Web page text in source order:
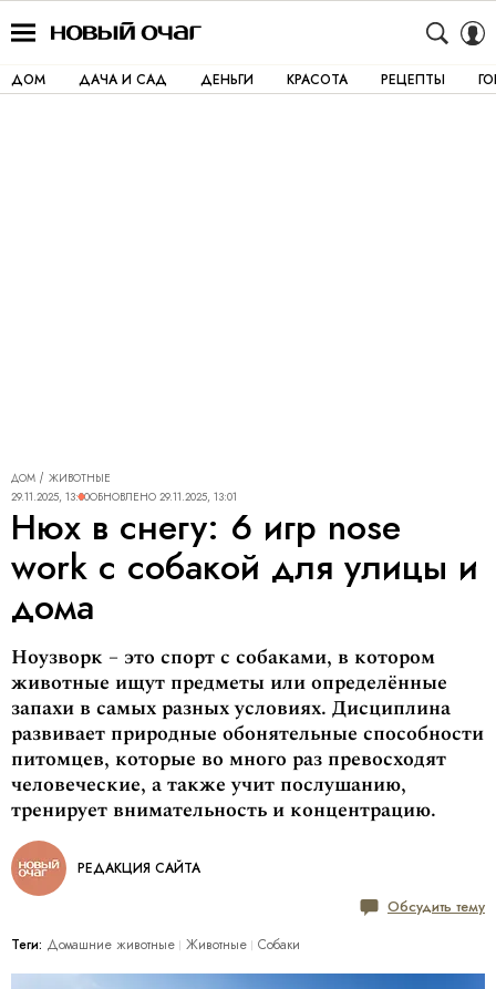
ДОМ ДАЧА И САД ДЕНЬГИ КРАСОТА РЕЦЕПТЫ
ДОМ
ЖИВОТНЫЕ
29.11.2025, 13:00ОБНОВЛЕНО 29.11.2025, 13:01
Нюх в снегу: 6 игр nose
work с собакой для улицы и
дома
Ноузворк – это спорт с собаками, в котором
животные ищут предметы или определённые
запахи в самых разных условиях. Дисциплина
развивает природные обонятельные способности
питомцев, которые во много раз превосходят
человеческие, а также учит послушанию,
тренирует внимательность и концентрацию.
РЕДАКЦИЯ САЙТА
Обсудить тему
Теги: Домашние животные Животные Собаки